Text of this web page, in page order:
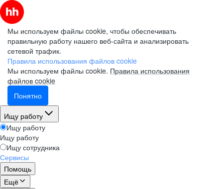
Мы используем файлы cookie, чтобы обеспечивать
правильную работу нашего веб-сайта и анализировать
сетевой трафик.
Правила использования файлов cookie
Мы используем файлы cookie. Правила использования
файлов cookie
Понятно
Ищу работу
Ищу работу
Ищу работу
Ищу сотрудника
Сервисы
Помощь
Ещё